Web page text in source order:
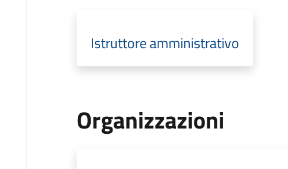
Istruttore amministrativo
Organizzazioni